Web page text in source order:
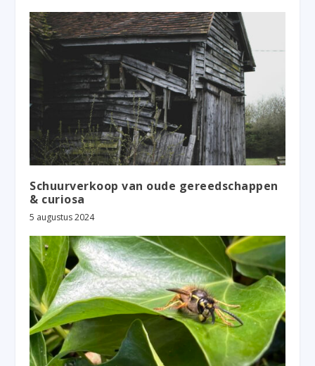
Schuurverkoop van oude gereedschappen
& curiosa
5 augustus 2024